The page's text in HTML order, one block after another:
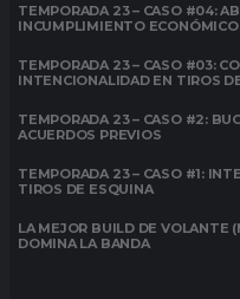
TEMPORADA 23 – CASO #04:
INCUMPLIMIENTO
TEMPORADA 23 – CASO #03:
INTENCIONALIDAD EN TIROS
TEMPORADA 23 – CASO #2:
ACUERDOS PREVIOS
TEMPORADA 23 – CASO #1:
TIROS DE ESQUINA
LA MEJOR BUILD DE VOLANTE
DOMINA LA BANDA